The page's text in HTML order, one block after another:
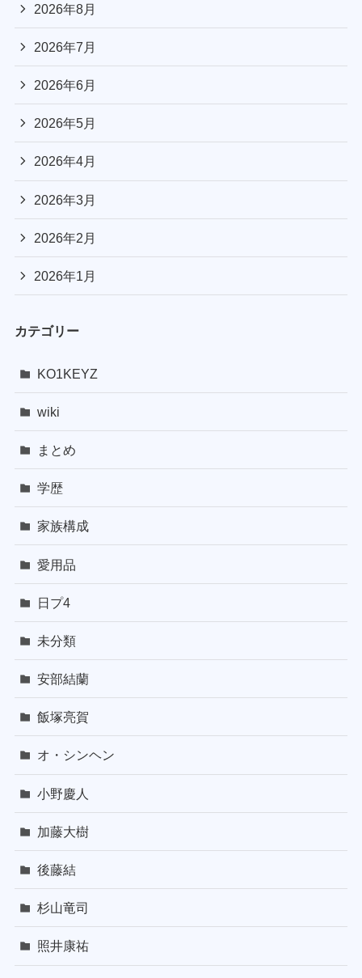
2026年8月
2026年7月
2026年6月
2026年5月
2026年4月
2026年3月
2026年2月
2026年1月
カテゴリー
KO1KEYZ
wiki
まとめ
学歴
家族構成
愛用品
日プ4
未分類
安部結蘭
飯塚亮賀
オ・シンヘン
小野慶人
加藤大樹
後藤結
杉山竜司
照井康祐